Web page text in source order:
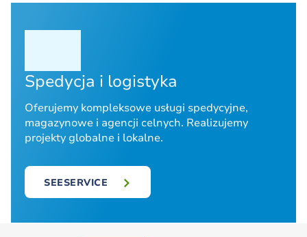
Spedycja i logistyka
Oferujemy kompleksowe usługi spedycyjne,
magazynowe i agencji celnych. Realizujemy
projekty globalne i lokalne.
SEESERVICE